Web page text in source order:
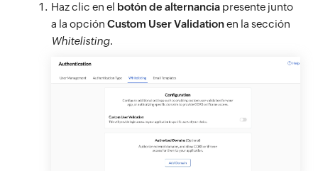
Haz clic en el botón de alternancia presente junto
a la opción Custom User Validationen la sección
Whitelisting.